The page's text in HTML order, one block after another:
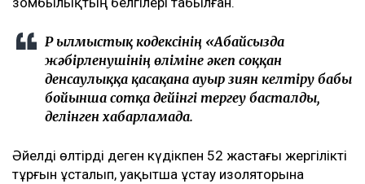
ҚР Қылмыстық кодексінің «Абайсызда
жәбірленушінің өліміне әкеп соққан
денсаулыққа қасақана ауыр зиян келтіру бабы
бойынша сотқа дейінгі тергеу басталды,
делінген хабарламада.
Әйелді өлтірді деген күдікпен 52 жастағы жергілікті
тұрғын ұсталып, уақытша ұстау изоляторына